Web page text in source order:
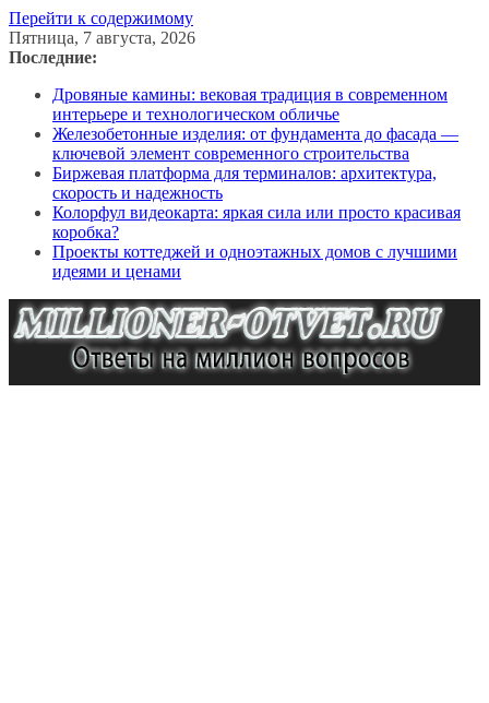
Перейти к содержимому
Пятница, 7 августа, 2026
Последние:
Дровяные камины: вековая традиция в современном
интерьере и технологическом обличье
Железобетонные изделия: от фундамента до фасада —
ключевой элемент современного строительства
Биржевая платформа для терминалов: архитектура,
скорость и надежность
Колорфул видеокарта: яркая сила или просто красивая
коробка?
Проекты коттеджей и одноэтажных домов с лучшими
идеями и ценами